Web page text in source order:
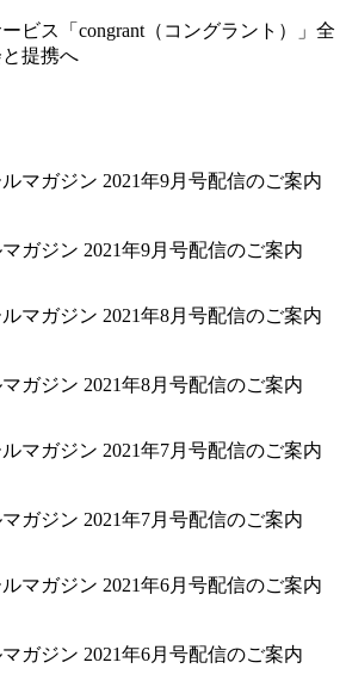
ビス「congrant（コングラント）」全
提携へ
ガジン 2021年9月号配信のご案内
ガジン 2021年8月号配信のご案内
ガジン 2021年7月号配信のご案内
ガジン 2021年6月号配信のご案内